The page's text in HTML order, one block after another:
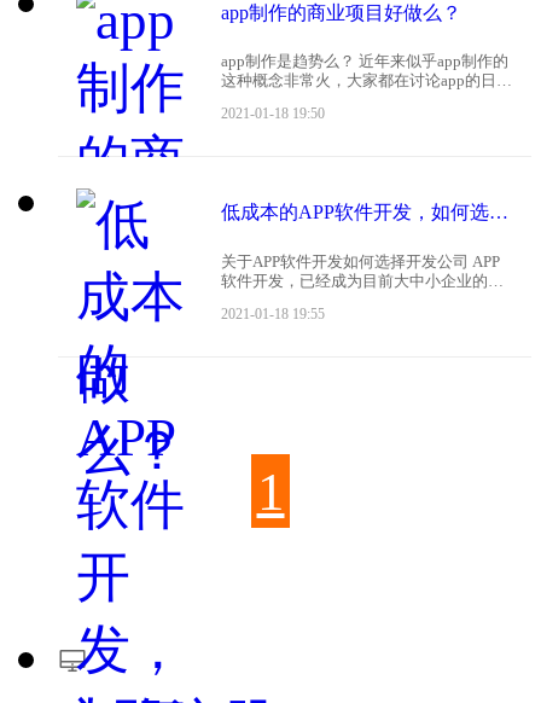
app制作的商业项目好做么？
app制作是趋势么？ 近年来似乎app制作的
这种概念非常火，大家都在讨论app的日
样？其实app制作没有想象中的那么难，只
2021-01-18 19:50
低成本的APP软件开发，如何选择APP开发公司？
关于APP软件开发如何选择开发公司 APP
软件开发，已经成为目前大中小企业的刚
公司需求的手机APP，也是各公司关注的
2021-01-18 19:55
1